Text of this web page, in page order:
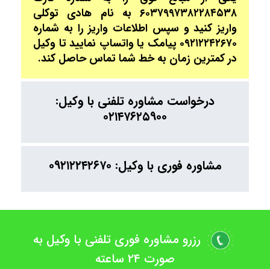
۶۰۳۷۹۹۷۳۸۲۲۸۴۵۳۸ به نام هادی توکلی
واریز کنید و سپس اطلاعات واریز را به شماره
۰۹۲۱۲۲۴۲۶۷۰ پیامک یا واتساپ نمایید تا وکیل
در کمترین زمان به خط شما تماس حاصل کند.
درخواست مشاوره تلفنی با وکیل:
۰۲۱۴۷۶۲۵۹۰۰
مشاوره فوری با وکیل: ۰۹۲۱۲۲۴۲۶۷۰
رزرو مشاوره فوری تلفنی با وکیل به
صورت ۲۴ ساعته